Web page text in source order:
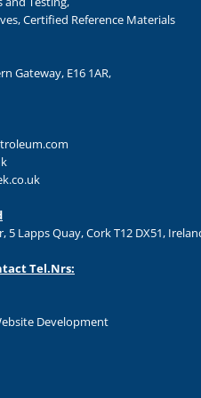
Certified Reference Materials
Gateway, E16 1AR,
5 Lapps Quay, Cork T12 DX51,
Tel.Nrs:
Development